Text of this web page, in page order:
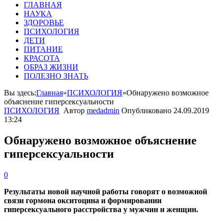
ГЛАВНАЯ
НАУКА
ЗДОРОВЬЕ
ПСИХОЛОГИЯ
ДЕТИ
ПИТАНИЕ
КРАСОТА
ОБРАЗ ЖИЗНИ
ПОЛЕЗНО ЗНАТЬ
Вы здесь:Главная»ПСИХОЛОГИЯ»Обнаружено возможное
объяснение гиперсексуальности
ПСИХОЛОГИЯ Автор medadmin Опубликовано 24.09.2019
13:24
Обнаружено возможное объяснение
гиперсексуальности
0
Результаты новой научной работы говорят о возможной
связи гормона окситоцина и формировании
гиперсексуального расстройства у мужчин и женщин.